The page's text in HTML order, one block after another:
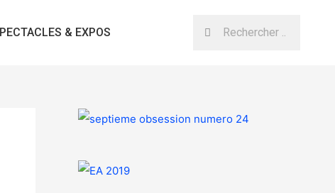
& EXPOS